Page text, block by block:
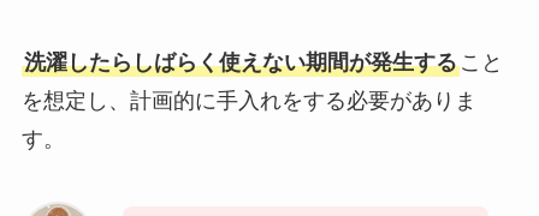
洗濯したらしばらく使えない期間が発生すること
を想定し、計画的に手入れをする必要がありま
す。